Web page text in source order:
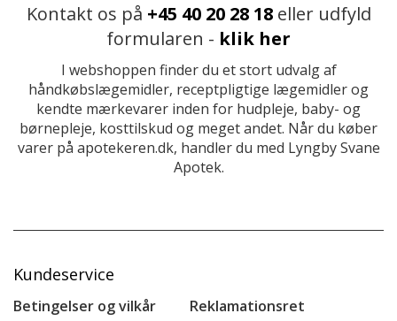
Kontakt os på +45 40 20 28 18eller udfyld
formularen - klik her
I webshoppen finder du et stort udvalg af
håndkøbslægemidler, receptpligtige lægemidler og
kendte mærkevarer inden for hudpleje, baby- og
børnepleje, kosttilskud og meget andet. Når du køber
varer på apotekeren.dk, handler du med Lyngby Svane
Apotek.
Kundeservice
Betingelser og vilkår
Reklamationsret